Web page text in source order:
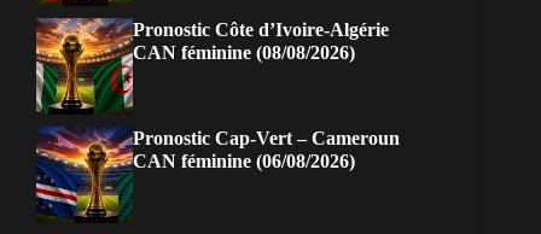
Pronostic Côte d’Ivoire-Algérie
CAN féminine (08/08/2026)
Pronostic Cap-Vert – Cameroun
CAN féminine (06/08/2026)